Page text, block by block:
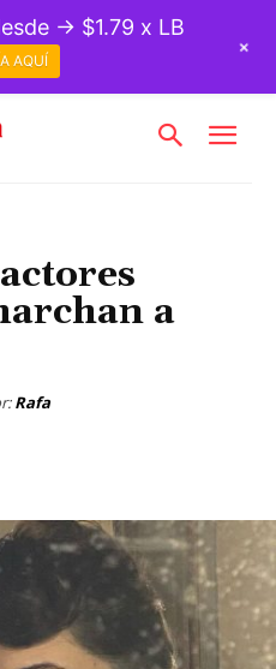
a
Rafa
→ $1.79 x LB
AQUÍ
+